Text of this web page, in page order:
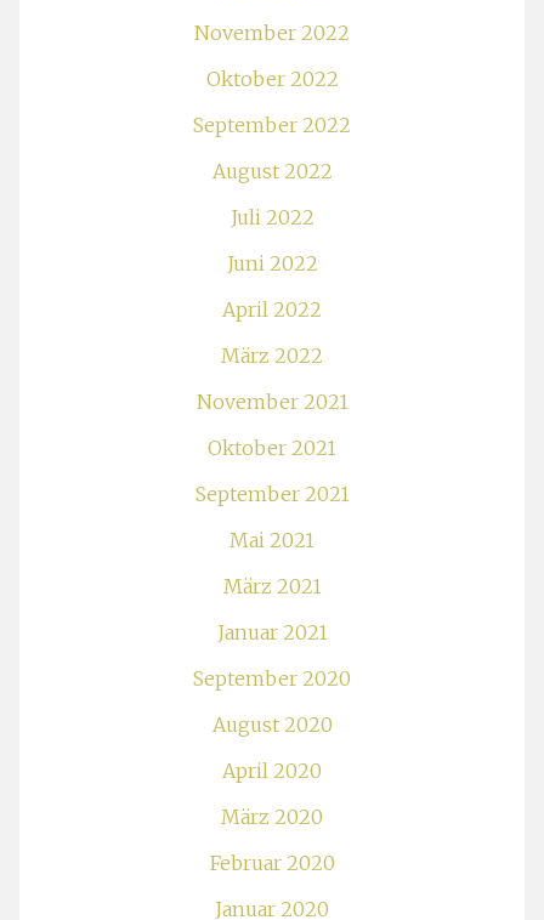
November 2022
Oktober 2022
September 2022
August 2022
Juli 2022
Juni 2022
April 2022
März 2022
November 2021
Oktober 2021
September 2021
Mai 2021
März 2021
Januar 2021
September 2020
August 2020
April 2020
März 2020
Februar 2020
Januar 2020